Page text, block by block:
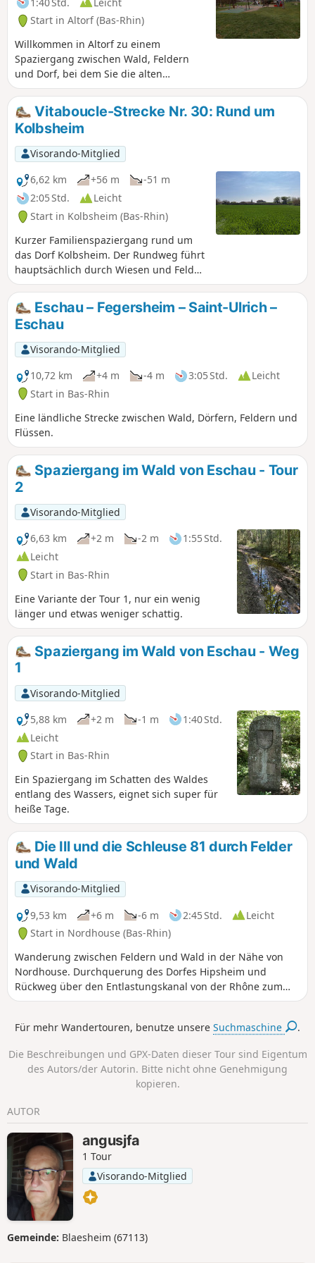
Start in Altorf (Bas-Rhin)
Willkommen in Altorf zu einem
Spaziergang zwischen Wald, Feldern
und Dorf, bei dem Sie die alten
Grenzsteine (aus dem 16. bis 18.
Jahrhundert) entdecken können. Diese 6
km lange Strecke ist ideal für einen
Spaziergang mit der ganzen Familie.
Für sehr kleine Kinder kann die Route
verkürzt werden (ignorieren Sie einfach
die optionalen Punkte). Auf dem
Rundweg befindet sich sogar ein
Spielplatz. Schöne Wanderung im Elass.
Vitaboucle-Strecke Nr. 30: Rund um
Kolbsheim
Visorando-Mitglied
6,62 km
+56 m
-51 m
2:05 Std.
Leicht
Start in Kolbsheim (Bas-Rhin)
Kurzer Familienspaziergang rund um
das Dorf Kolbsheim. Der Rundweg führt
hauptsächlich durch Wiesen und Felder
rund um das Dorf.
Eschau – Fegersheim – Saint-Ulrich –
Eschau
Visorando-Mitglied
10,72 km
+4 m -4 m 3:05 Std.
Leicht
Start in Bas-Rhin
Eine ländliche Strecke zwischen Wald, Dörfern, Feldern und
Flüssen.
Spaziergang im Wald von Eschau - Tour
2
Visorando-Mitglied
6,63 km
+2 m -2 m
1:55 Std.
Leicht
Start in Bas-Rhin
Eine Variante der Tour 1, nur ein wenig
länger und etwas weniger schattig.
Spaziergang im Wald von Eschau - Weg
1
Visorando-Mitglied
5,88 km
+2 m -1 m
1:40 Std.
Leicht
Start in Bas-Rhin
Ein Spaziergang im Schatten des Waldes
entlang des Wassers, eignet sich super für
heiße Tage.
Die Ill und die Schleuse 81 durch Felder
und Wald
Visorando-Mitglied
9,53 km
+6 m -6 m 2:45 Std.
Leicht
Start in Nordhouse (Bas-Rhin)
Wanderung zwischen Feldern und Wald in der Nähe von
Nordhouse. Durchquerung des Dorfes Hipsheim und
Rückweg über den Entlastungskanal von der Rhône zum
Rhein. Vorbeikommen an der Borne 2000 von Nordhouse.
Für mehr Wandertouren, benutze unsereSuchmaschine .
Die Beschreibungen und GPX-Daten dieser Tour sind Eigentum
des Autors/der Autorin. Bitte nicht ohne Genehmigung
kopieren.
AUTOR
angusjfa
1 Tour
Visorando-Mitglied
Gemeinde: Blaesheim (67113)